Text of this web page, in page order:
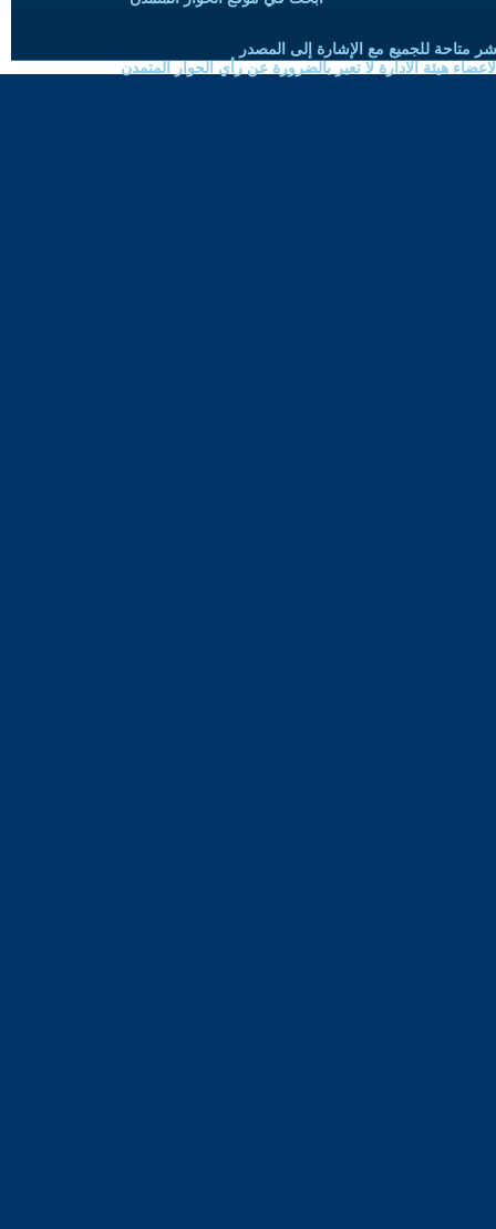
متاحة للجميع مع الإشارة إلى المصدر
هيئة الادارة لا تعبر بالضرورة عن رأي الحوار المتمدن